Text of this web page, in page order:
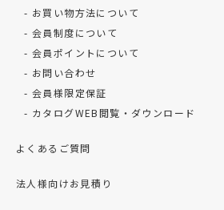
お買い物方法について
会員制度について
会員ポイントについて
お問い合わせ
会員様限定保証
カタログWEB閲覧・ダウンロード
よくあるご質問
法人様向けお見積り